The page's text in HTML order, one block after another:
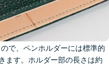
で、ペンホルダーには標準的
ます。ホルダー部の長さは約